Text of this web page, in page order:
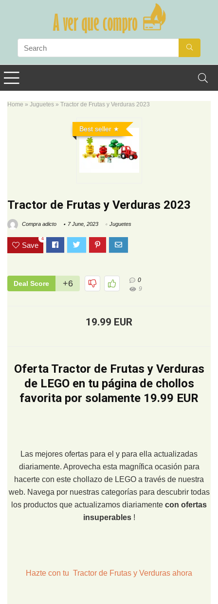
Home » Juguetes » Tractor de Frutas y Verduras 2023
Best seller
Tractor de Frutas y Verduras 2023
Compra adicto 7 June, 2023 Juguetes
Save
4
Deal Score +6
0
9
19.99 EUR
Oferta Tractor de Frutas y Verduras
de LEGO en tu página de chollos
favorita por solamente 19.99 EUR
Las mejores ofertas para el y para ella actualizadas
diariamente. Aprovecha esta magnífica ocasión para
hacerte con este chollazo de LEGO a través de nuestra
web. Navega por nuestras categorías para descubrir todas
los productos que actualizamos diariamente con ofertas
insuperables!
Hazte con tu Tractor de Frutas y Verduras ahora